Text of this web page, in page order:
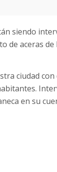
siendo
de aceras de
ciudad
en su